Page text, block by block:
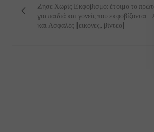
Ζήσε Χωρίς Εκφοβισμό: έτοιμο το
για παιδιά και γονείς που εκφοβίζονται -
και Ασφαλές [εικόνες, βίντεο]